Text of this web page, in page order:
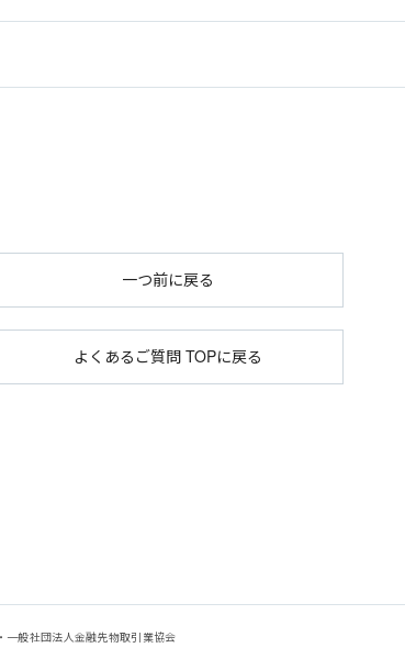
一つ前に戻る
よくあるご質問 TOPに戻る
般社団法人金融先物取引業協会